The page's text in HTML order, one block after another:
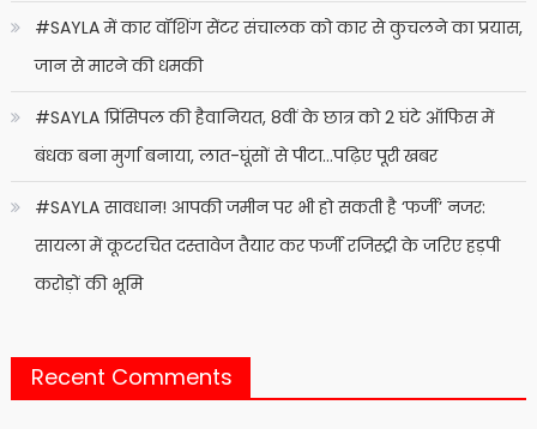
#SAYLA में कार वॉशिंग सेंटर संचालक को कार से कुचलने का प्रयास,
जान से मारने की धमकी
#SAYLA प्रिंसिपल की हैवानियत, 8वीं के छात्र को 2 घंटे ऑफिस में
बंधक बना मुर्गा बनाया, लात-घूंसों से पीटा…पढ़िए पूरी खबर
#SAYLA सावधान! आपकी जमीन पर भी हो सकती है ‘फर्जी’ नजर:
सायला में कूटरचित दस्तावेज तैयार कर फर्जी रजिस्ट्री के जरिए हड़पी
करोड़ों की भूमि
Recent Comments